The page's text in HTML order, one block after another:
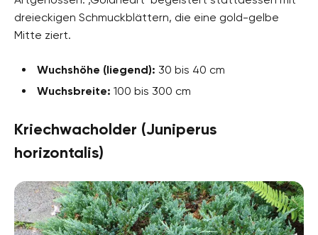
dreieckigen Schmuckblättern, die eine gold-gelbe
Mitte ziert.
Wuchshöhe (liegend): 30 bis 40 cm
Wuchsbreite: 100 bis 300 cm
Kriechwacholder (Juniperus
horizontalis)